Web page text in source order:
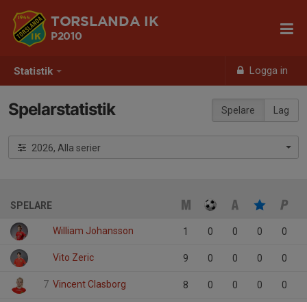
Statistik Logga in
TORSLANDA IK
P2010
Spelare Lag
Spelarstatistik
2026, Alla serier
SPELARE
William Johansson 1 0 0 0 0
Vito Zeric 9 0 0 0 0
7 Vincent Clasborg 8 0 0 0 0